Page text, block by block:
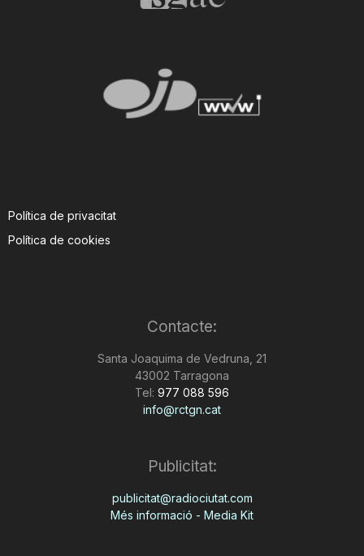
Política de privacitat
Política de cookies
Contacte:
Santa Joaquima de Vedruna, 21
43002 Tarragona
Tel: 977 088 596
info@rctgn.cat
Publicitat:
publicitat@radiociutat.com
Més informació - Media Kit